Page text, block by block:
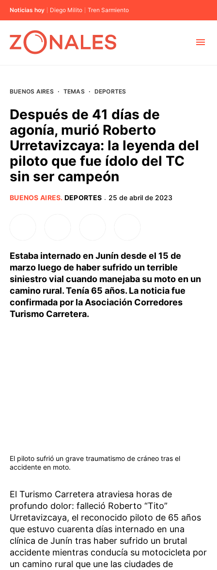
Noticias hoy Diego Milito Tren Sarmiento
BUENOS AIRES
PROVINCIAS
BUENOS AIRES · TEMAS · DEPORTES
Después de 41 días de
agonía, murió Roberto
Urretavizcaya: la leyenda del
piloto que fue ídolo del TC
sin ser campeón
BUENOS AIRES. DEPORTES · 25 de abril de 2023
Estaba internado en Junín desde el 15 de
marzo luego de haber sufrido un terrible
siniestro vial cuando manejaba su moto en un
camino rural. Tenía 65 años. La noticia fue
confirmada por la Asociación Corredores
Turismo Carretera.
El piloto sufrió un grave traumatismo de cráneo tras el
accidente en moto.
El Turismo Carretera atraviesa horas de
profundo dolor: falleció Roberto “Tito”
Urretavizcaya, el reconocido piloto de 65 años
que estuvo cuarenta días internado en una
clínica de Junín tras haber sufrido un brutal
accidente mientras conducía su motocicleta por
un camino rural que une las ciudades de